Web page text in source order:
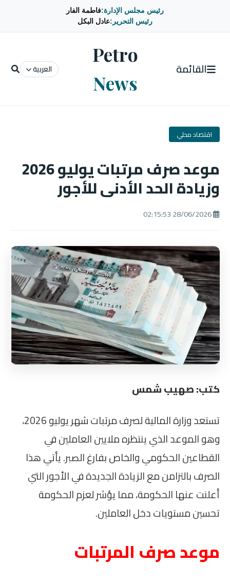
رئيس مجلس الإدارة:فاطمة الفار
رئيس التحرير:عادل البكل
القائمة
Petro
News
العربية
اقتصاد محلي
موعد صرف مرتبات يوليو 2026
وزيادة الحد الأدنى للأجور
كتب: صهيب شمس
تستعد وزارة المالية لصرف مرتبات شهر يوليو 2026،
وهو الموعد الذي ينتظره ملايين العاملين في
القطاعين الحكومي والخاص بفارغ الصبر. يأتي هذا
الصرف بالتزامن مع الزيادة الجديدة في الأجور التي
أعلنت عنها الحكومة، مما يؤشر لعزم الحكومة
تحسين مستويات دخل العاملين.
موعد صرف المرتبات